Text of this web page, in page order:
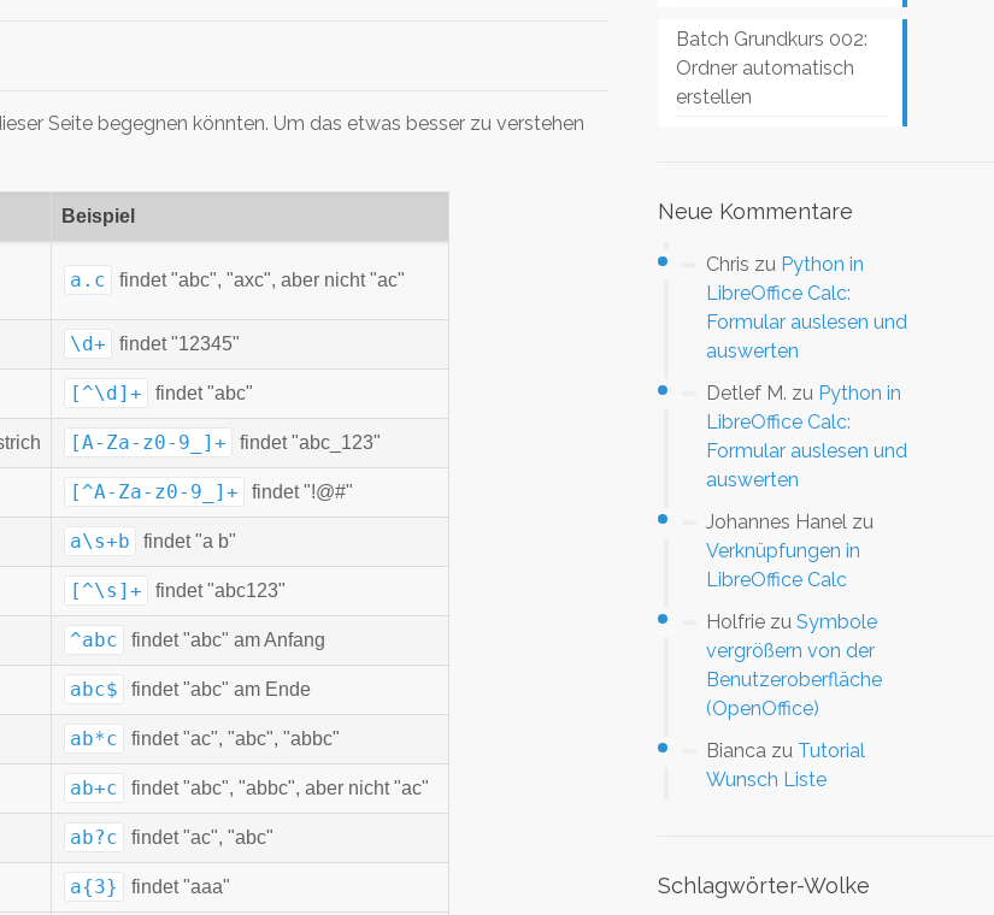
Seite begegnen könnten. Um das etwas besser zu verstehen
Beispiel
a.c findet "abc", "axc", aber nicht "ac"
\d+ findet "12345"
[^\d]+ findet "abc"
[A-Za-z0-9_]+ findet "abc_123"
[^A-Za-z0-9_]+ findet "!@#"
a\s+b findet "a b"
[^\s]+ findet "abc123"
^abc findet "abc" am Anfang
abc$ findet "abc" am Ende
ab*c findet "ac", "abc", "abbc"
ab+c findet "abc", "abbc", aber nicht "ac"
ab?c findet "ac", "abc"
a{3} findet "aaa"
Batch Grundkurs 002:
Ordner automatisch
erstellen
Neue Kommentare
Chris zu Python in
LibreOffice Calc:
Formular auslesen und
auswerten
Detlef M. zu Python in
LibreOffice Calc:
Formular auslesen und
auswerten
Johannes Hanel zu
Verknüpfungen in
LibreOffice Calc
Holfrie zu Symbole
vergrößern von der
Benutzeroberfläche
(OpenOffice)
Bianca zu Tutorial
Wunsch Liste
Schlagwörter-Wolke